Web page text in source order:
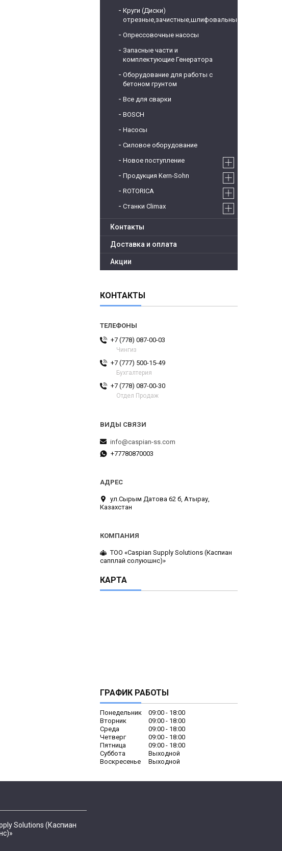
Круги (Диски)
отрезные,зачистные,шлифовальные
Опрессовочные насосы
Запасные части и
комплектующие Генератора
Оборудование для работы с
бетоном грунтом
Все для сварки
BOSCH
Насосы
Силовое оборудование
Новое поступление
Продукция Kern-Sohn
ROTORICA
Станки Climax
Контакты
Доставка и оплата
Акции
КОНТАКТЫ
+7 (778) 087-00-03
Чингиз
+7 (777) 500-15-49
Бухгалтерия
+7 (778) 087-00-30
Отдел Продаж
info@caspian-ss.com
+77780870003
ул.Сырым Датова 62 б, Атырау,
Казахстан
ТОО «Caspian Supply Solutions (Каспиан
сапплай солуюшнс)»
КАРТА
ГРАФИК РАБОТЫ
Понедельник 09:00
18:00
Вторник
09:00
18:00
Среда
09:00
18:00
Четверг
09:00
18:00
Пятница
09:00
18:00
Суббота
Выходной
Воскресенье
Выходной
Solutions (Каспиан